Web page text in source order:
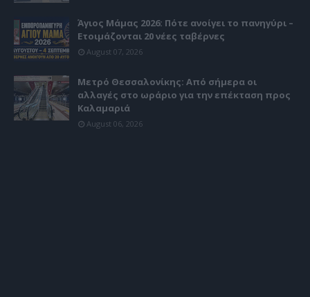
Άγιος Μάμας 2026: Πότε ανοίγει το πανηγύρι –
Ετοιμάζονται 20 νέες ταβέρνες
August 07, 2026
Μετρό Θεσσαλονίκης: Από σήμερα οι
αλλαγές στο ωράριο για την επέκταση προς
Καλαμαριά
August 06, 2026